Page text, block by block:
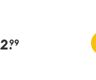
2.
99